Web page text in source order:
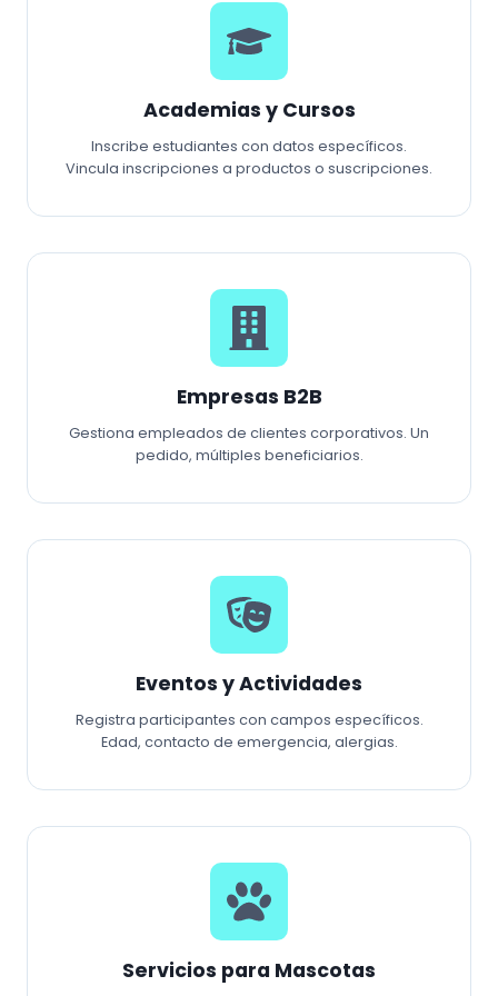
Academias y Cursos
Inscribe estudiantes con datos específicos.
Vincula inscripciones a productos o suscripciones.
Empresas B2B
Gestiona empleados de clientes corporativos. Un
pedido, múltiples beneficiarios.
Eventos y Actividades
Registra participantes con campos específicos.
Edad, contacto de emergencia, alergias.
Servicios para Mascotas